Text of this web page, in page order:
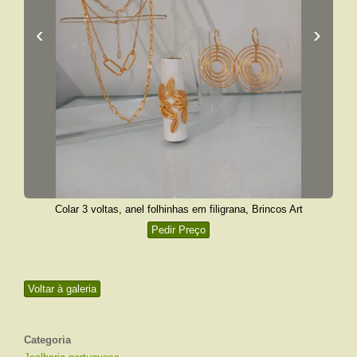
Voltar à galeria
Categoria
‹ ›
Colar 3 voltas, anel folhinhas em filigrana, Brincos Art
Pedir Preço